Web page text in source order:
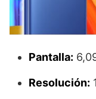
Pantalla:
Resolución: